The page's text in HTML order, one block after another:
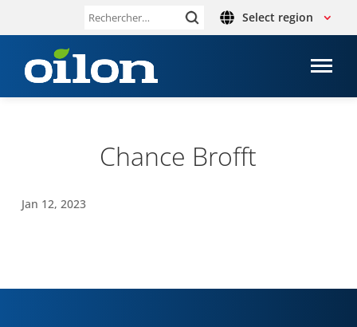
Rechercher : Select region
Chance Brofft
Jan 12, 2023